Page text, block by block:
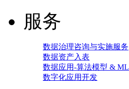
服务
数据治理咨询与实施服务
数据资产入表
数据应用-算法模型 & ML
数字化应用开发